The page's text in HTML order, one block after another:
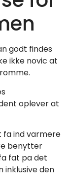
godt findes
ikke novic at
oplever at
fa ind varmere
benytter
fat pa det
inklusive den